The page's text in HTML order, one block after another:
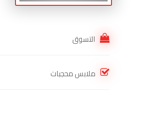
التسوق
ملابس محجبات